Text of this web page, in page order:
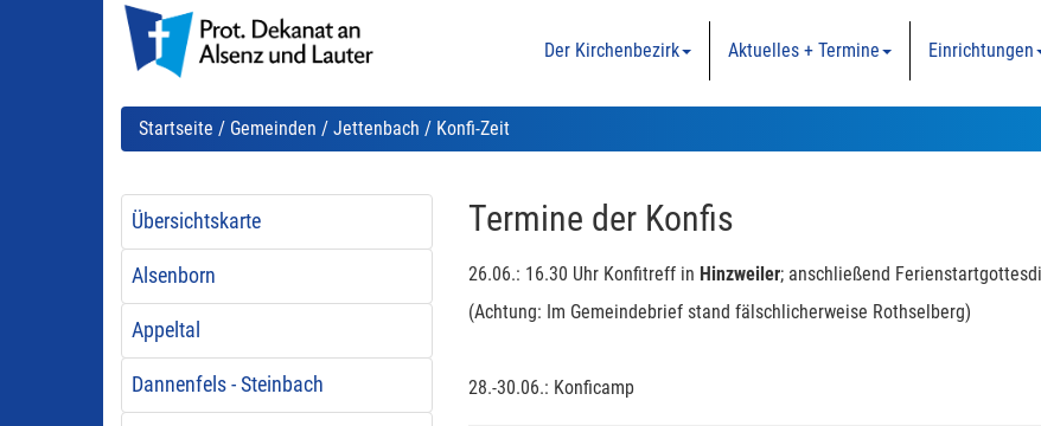
Der Kirchenbezirk Aktuelles + Termine Einrichtungen
Startseite / Gemeinden / Jettenbach / Konfi-Zeit
Übersichtskarte
Alsenborn
Appeltal
Dannenfels - Steinbach
Termine der Konfis
26.06.: 16.30 Uhr Konfitreff in Hinzweiler; anschließend
(Achtung: Im Gemeindebrief stand fälschlicherweise Rothselberg)
28.-30.06.: Konficamp